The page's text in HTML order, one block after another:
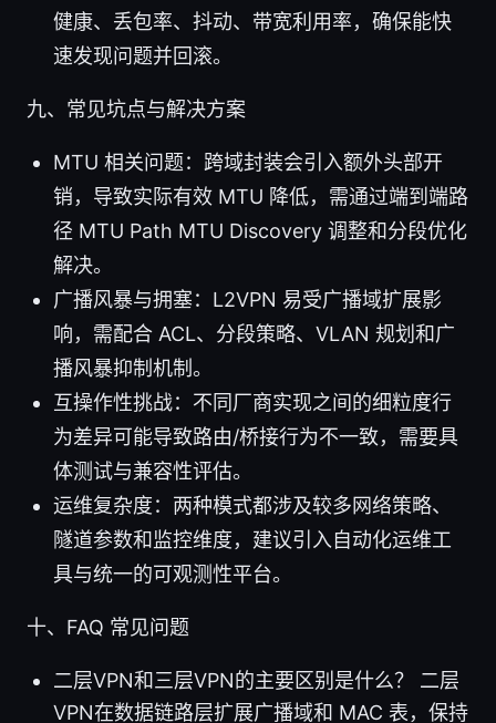
健康、丢包率、抖动、带宽利用率，确保能快
速发现问题并回滚。
九、常见坑点与解决方案
MTU 相关问题：跨域封装会引入额外头部开
销，导致实际有效 MTU 降低，需通过端到端路
径 MTU Path MTU Discovery 调整和分段优化
解决。
广播风暴与拥塞：L2VPN 易受广播域扩展影
响，需配合 ACL、分段策略、VLAN 规划和广
播风暴抑制机制。
互操作性挑战：不同厂商实现之间的细粒度行
为差异可能导致路由/桥接行为不一致，需要具
体测试与兼容性评估。
运维复杂度：两种模式都涉及较多网络策略、
隧道参数和监控维度，建议引入自动化运维工
具与统一的可观测性平台。
十、FAQ 常见问题
二层VPN和三层VPN的主要区别是什么？ 二层
VPN在数据链路层扩展广播域和 MAC 表，保持